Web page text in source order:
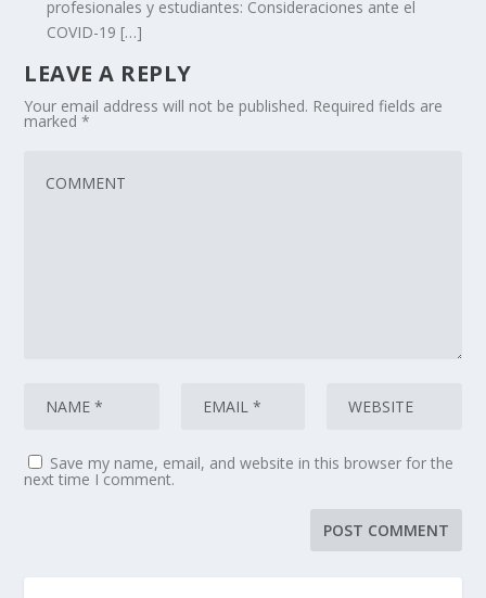
profesionales y estudiantes: Consideraciones ante el
COVID-19 […]
LEAVE A REPLY
Your email address will not be published. Required fields are
marked*
Save my name, email, and website in this browser for the
next time I comment.